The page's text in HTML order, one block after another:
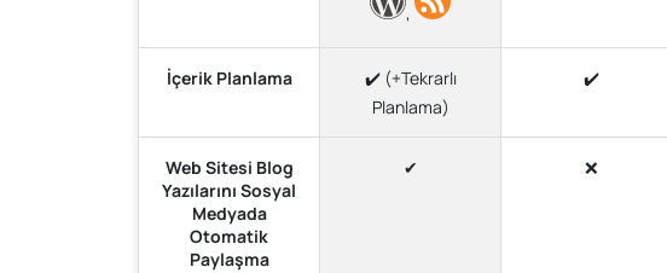
,
İçerik Planlama
✔️ (+Tekrarlı
Planlama)
✔️
Web Sitesi Blog
Yazılarını Sosyal
Medyada
Otomatik
Paylaşma
✔ ❌